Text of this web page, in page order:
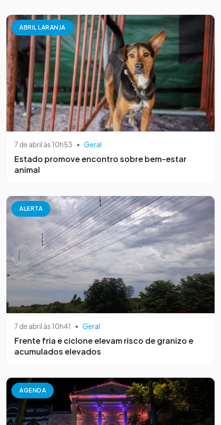
ABRIL LARANJA
7 de abril às 10h53 • Geral
Estado promove encontro sobre bem-estar
animal
ALERTA
7 de abril às 10h41 • Geral
Frente fria e ciclone elevam risco de granizo e
acumulados elevados
AGENDA